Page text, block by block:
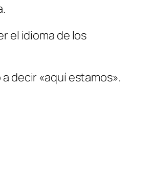
el idioma de los
decir «aquí estamos».